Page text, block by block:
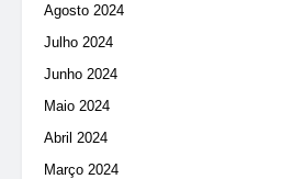
Agosto 2024
Julho 2024
Junho 2024
Maio 2024
Abril 2024
Março 2024